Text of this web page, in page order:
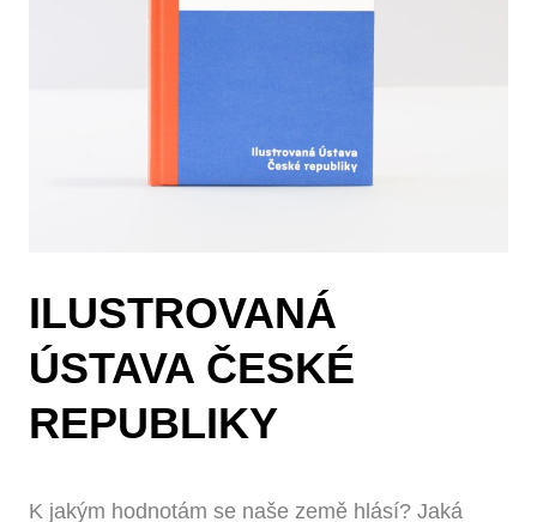
ILUSTROVANÁ
ÚSTAVA ČESKÉ
REPUBLIKY
K jakým hodnotám se naše země hlásí? Jaká